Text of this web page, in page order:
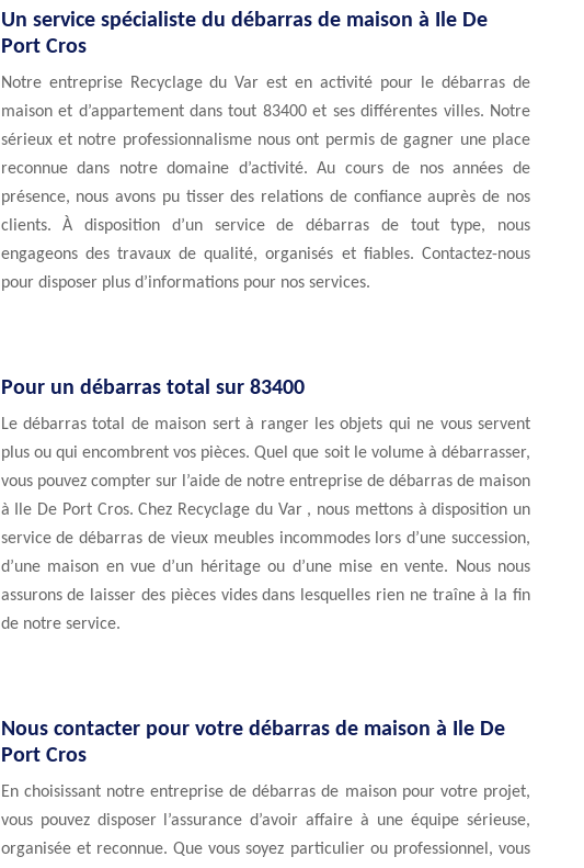
Un service spécialiste du débarras de maison à Ile De
Port Cros
Notre entreprise Recyclage du Var est en activité pour le débarras de
maison et d’appartement dans tout 83400 et ses différentes villes. Notre
sérieux et notre professionnalisme nous ont permis de gagner une place
reconnue dans notre domaine d’activité. Au cours de nos années de
présence, nous avons pu tisser des relations de confiance auprès de nos
clients. À disposition d’un service de débarras de tout type, nous
engageons des travaux de qualité, organisés et fiables. Contactez-nous
pour disposer plus d’informations pour nos services.
Pour un débarras total sur 83400
Le débarras total de maison sert à ranger les objets qui ne vous servent
plus ou qui encombrent vos pièces. Quel que soit le volume à débarrasser,
vous pouvez compter sur l’aide de notre entreprise de débarras de maison
à Ile De Port Cros. Chez Recyclage du Var , nous mettons à disposition un
service de débarras de vieux meubles incommodes lors d’une succession,
d’une maison en vue d’un héritage ou d’une mise en vente. Nous nous
assurons de laisser des pièces vides dans lesquelles rien ne traîne à la fin
de notre service.
Nous contacter pour votre débarras de maison à Ile De
Port Cros
En choisissant notre entreprise de débarras de maison pour votre projet,
vous pouvez disposer l’assurance d’avoir affaire à une équipe sérieuse,
organisée et reconnue. Que vous soyez particulier ou professionnel, vous